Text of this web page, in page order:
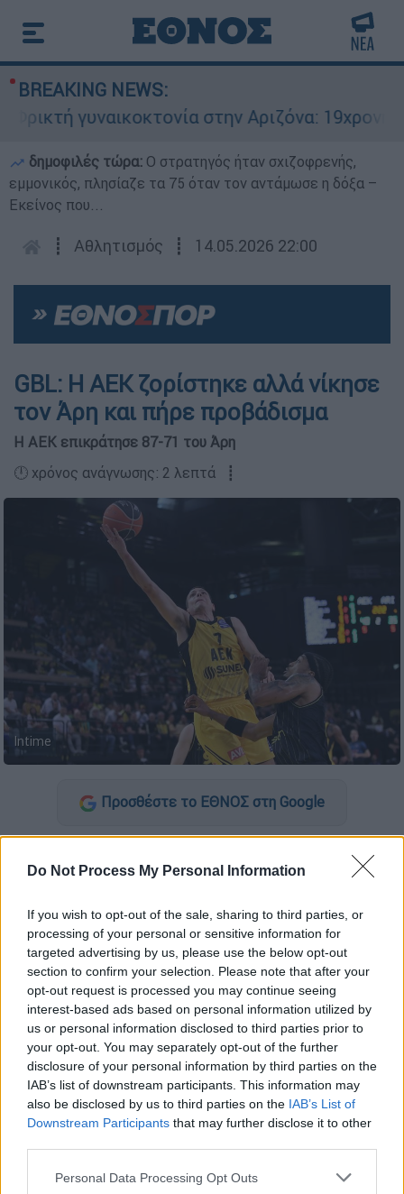
Do Not Process My Personal Information
If you wish to opt-out of the sale, sharing to third parties, or
processing of your personal or sensitive information for
targeted advertising by us, please use the below opt-out
section to confirm your selection. Please note that after your
opt-out request is processed you may continue seeing
interest-based ads based on personal information utilized by
us or personal information disclosed to third parties prior to
your opt-out. You may separately opt-out of the further
disclosure of your personal information by third parties on the
IAB’s list of downstream participants. This information may
also be disclosed by us to third parties on the IAB’s List of
Downstream Participants that may further disclose it to other
Please note that this website/app uses one or more Google
Personal Data Processing Opt Outs
BREAKING NEWS:
γυναικοκτονία στην Αριζόνα: 19χρονη
δημοφιλές τώρα: O στρατηγός ήταν σχιζοφρενής,
εμμονικός, πλησίαζε τα 75 όταν τον αντάμωσε η δόξα –
Εκείνος που...
┋ Αθλητισμός ┋ 14.05.2026 22:00
GBL: Η ΑΕΚ ζορίστηκε αλλά νίκησε
τον Άρη και πήρε προβάδισμα
Η ΑΕΚ επικράτησε 87-71 του Άρη
🕛 χρόνος ανάγνωσης: 2 λεπτά ┋
Intime
Προσθέστε το ΕΘΝΟΣ στη Google
έκανε το πρώτο βήμα για πρόκριση
στους ημιτελικούς των play off της
Greek
Σάκοτα επικράτησε 87-81 τουΆρηστη Sunel
Arena και θα ταξιδέψει στη Θεσσαλονίκη για
τον δεύτερο αγώνα της σειράς (17/5) που θα
κριθεί στις δύο νίκες.
ΔΙΑΒΑΣΤΕ ΕΠΙΣΗΣ
Αθλητισμός|14.05.2026 16:46
Μπαρτζώκας για την απουσία του
Παναθηναϊκού από το Final Four:
«Δεν μας ενδιαφέρει ποιος είναι και
ποιος όχι»